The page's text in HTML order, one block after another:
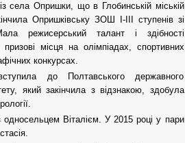
села Опришки, що в Глобинській міській
Опришківську ЗОШ І-ІІІ ступенів зі
режисерський талант і здібності
призові місця на олімпіадах, спортивних
конкурсах.
до Полтавського державного
який закінчила з відзнакою, здобула
односельцем Віталієм. У 2015 році у пари